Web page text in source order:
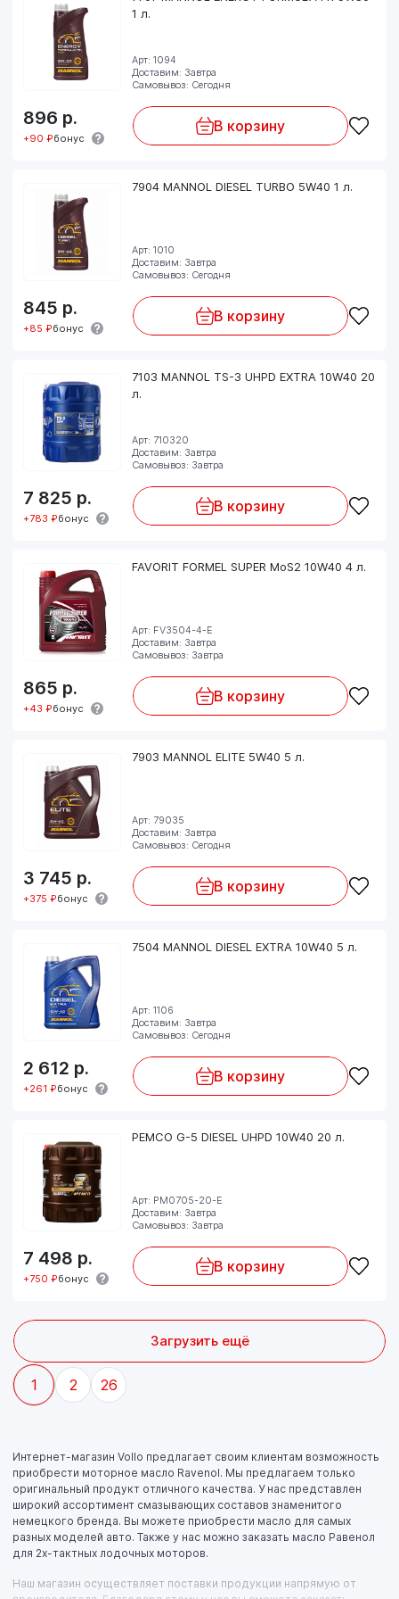
1 л.
Арт: 1094
Доставим: Завтра
Самовывоз: Сегодня
896 р.
+90 ₽бонус
В корзину
7904 MANNOL DIESEL TURBO 5W40 1 л.
Арт: 1010
Доставим: Завтра
Самовывоз: Сегодня
845 р.
+85 ₽бонус
В корзину
7103 MANNOL TS-3 UHPD EXTRA 10W40 20
л.
Арт: 710320
Доставим: Завтра
Самовывоз: Завтра
7 825 р.
+783 ₽бонус
В корзину
FAVORIT FORMEL SUPER MoS2 10W40 4 л.
Арт: FV3504-4-E
Доставим: Завтра
Самовывоз: Завтра
865 р.
+43 ₽бонус
В корзину
7903 MANNOL ELITE 5W40 5 л.
Арт: 79035
Доставим: Завтра
Самовывоз: Сегодня
3 745 р.
+375 ₽бонус
В корзину
7504 MANNOL DIESEL EXTRA 10W40 5 л.
Арт: 1106
Доставим: Завтра
Самовывоз: Сегодня
2 612 р.
+261 ₽бонус
В корзину
PEMCO G-5 DIESEL UHPD 10W40 20 л.
Арт: PM0705-20-E
Доставим: Завтра
Самовывоз: Завтра
7 498 р.
+750 ₽бонус
В корзину
Загрузить ещё
1 2 26
Интернет-магазин Vollo предлагает своим клиентам возможность
приобрести моторное масло Ravenol. Мы предлагаем только
оригинальный продукт отличного качества. У нас представлен
широкий ассортимент смазывающих составов знаменитого
немецкого бренда. Вы можете приобрести масло для самых
разных моделей авто. Также у нас можно заказать масло Равенол
для 2х-тактных лодочных моторов.
Наш магазин осуществляет поставки продукции напрямую от